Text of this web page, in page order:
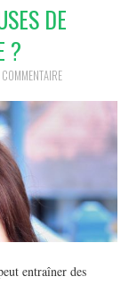
DE
?
entraîner des